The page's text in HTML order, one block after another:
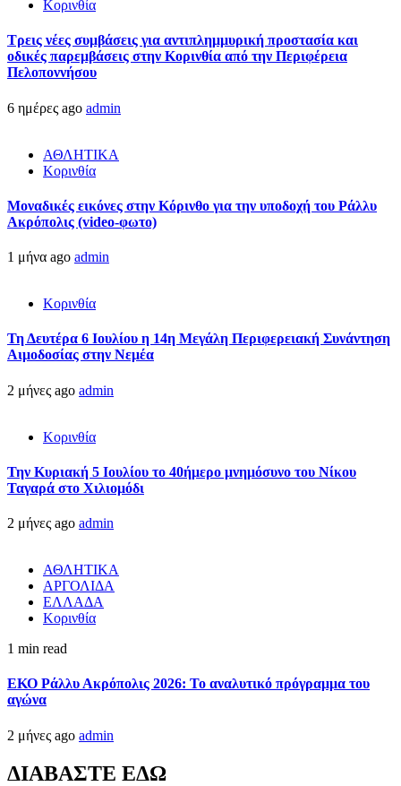
Κορινθία
Τρεις νέες συμβάσεις για αντιπλημμυρική προστασία και
οδικές παρεμβάσεις στην Κορινθία από την Περιφέρεια
Πελοποννήσου
6 ημέρες ago admin
ΑΘΛΗΤΙΚΑ
Κορινθία
Μοναδικές εικόνες στην Κόρινθο για την υποδοχή του Ράλλυ
Ακρόπολις (video-φωτο)
1 μήνα ago admin
Κορινθία
Τη Δευτέρα 6 Ιουλίου η 14η Μεγάλη Περιφερειακή Συνάντηση
Αιμοδοσίας στην Νεμέα
2 μήνες ago admin
Κορινθία
Την Κυριακή 5 Ιουλίου το 40ήμερο μνημόσυνο του Νίκου
Ταγαρά στο Χιλιομόδι
2 μήνες ago admin
ΑΘΛΗΤΙΚΑ
ΑΡΓΟΛΙΔΑ
ΕΛΛΑΔΑ
Κορινθία
1 min read
ΕΚΟ Ράλλυ Ακρόπολις 2026: Το αναλυτικό πρόγραμμα του
αγώνα
2 μήνες ago admin
ΔΙΑΒΑΣΤΕ ΕΔΩ